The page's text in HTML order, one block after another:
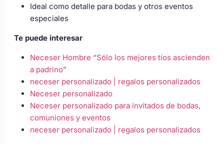
Ideal como detalle para bodas y otros eventos
especiales
Te puede interesar
Neceser Hombre “Sólo los mejores tíos ascienden
a padrino”
neceser personalizado | regalos personalizados
Neceser personalizado
Neceser personalizado para invitados de bodas,
comuniones y eventos
neceser personalizado | regalos personalizados